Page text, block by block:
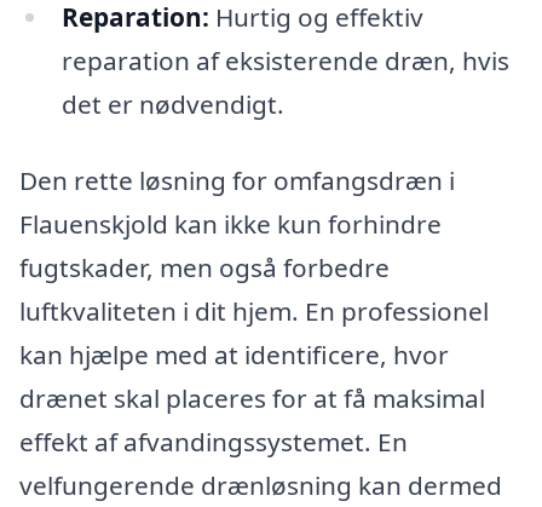
Reparation: Hurtig og effektiv
reparation af eksisterende dræn, hvis
det er nødvendigt.
Den rette løsning for omfangsdræn i
Flauenskjold kan ikke kun forhindre
fugtskader, men også forbedre
luftkvaliteten i dit hjem. En professionel
kan hjælpe med at identificere, hvor
drænet skal placeres for at få maksimal
effekt af afvandingssystemet. En
velfungerende drænløsning kan dermed